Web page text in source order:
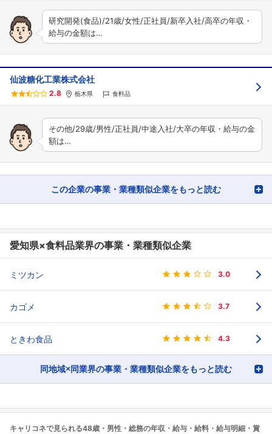
研究開発(食品)/21歳/女性/正社員/新卒入社/高卒の年収・
給与の金額は…
仙波糖化工業株式会社
2.8 栃木県 食料品
その他/29歳/男性/正社員/中途入社/大卒の年収・給与の金
額は…
この企業の事業・業種類似企業をもっと読む
愛知県×食料品業界の事業・業種類似企業
ミツカン 3.0
カゴメ 3.7
ときわ食品 4.3
同地域×同業界の事業・業種類似企業をもっと読む
キャリコネで見られる48歳・男性・総務の年収・給与・給料・給与明細・賞